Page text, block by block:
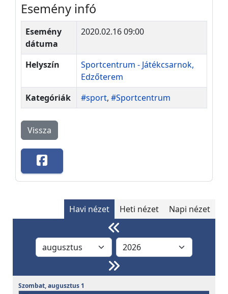
Esemény infó
Esemény
dátuma
2020.02.16 09:00
Helyszín
Sportcentrum - Játékcsarnok,
Edzőterem
Kategóriák
#sport, #Sportcentrum
Vissza
Havi nézet Heti nézet Napi nézet
Szombat,augusztus 1